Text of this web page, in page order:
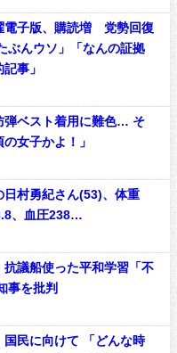
電子版、購読増 党勢回復
ぶんウソ」「なんの証拠
事」
弾ベスト着用に難色… そ
女子かよ！」
日村勇紀さん(53)、体重
、血圧238…
抗議船使った平和学習「不
事を批判
国民に向けて 「どんな時